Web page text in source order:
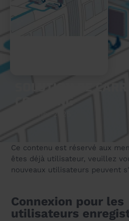
Ce contenu est réservé aux
êtes déjà utilisateur, veuillez
nouveaux utilisateurs peuvent
Connexion pour les
utilisateurs